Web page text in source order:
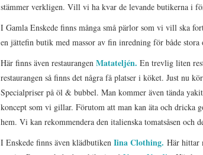
stämmer verkligen. Vill vi ha kvar de levande butikerna i
I Gamla Enskede finns många små pärlor som vi vill ska
en jättefin butik med massor av fin inredning för både stora
Här finns även restaurangen Matateljén. En trevlig liten
restaurangen så finns det några få platser i köket. Just nu
Specialpriser på öl & bubbel. Man kommer även tända
koncept som vi gillar. Förutom att man kan äta och dricka
hem. Vi kan rekommendera den italienska tomatsåsen och
I Enskede finns även klädbutiken Iina Clothing. Här hittar